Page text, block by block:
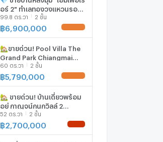
อร์ 2" ทำเลทองวงแหวนรอบ
2 ใกล้โลตัสรวมโชค T. 063-
6649056
99.8 ตร.วา 2 ชั้น
฿6,900,000
🏡ขายด่วน! Pool Villa The
Grand Park Chiangmai
สันทราย 60 ตร.ว. 5.79 ลบ.
📞063-6649056
60 ตร.วา 2 ชั้น
฿5,790,000
🏡 ขายด่วน! บ้านเดี่ยวพร้อม
อยู่ กาญจน์กนกวิลล์ 2
สันทราย 3นอน 3น้ำ 📞 063-
664-9056
52 ตร.วา 2 ชั้น
฿2,700,000